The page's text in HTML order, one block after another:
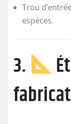
Trou
espèces.
3.